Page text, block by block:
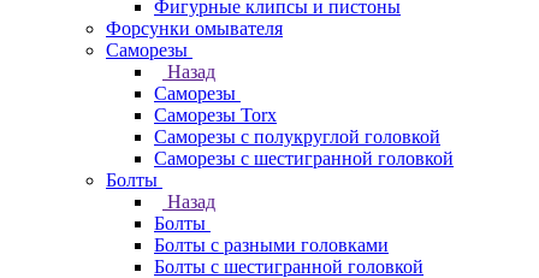
Фигурные клипсы и пистоны
Форсунки омывателя
Саморезы
Назад
Саморезы
Саморезы Torx
Саморезы с полукруглой головкой
Саморезы с шестигранной головкой
Болты
Назад
Болты
Болты с разными головками
Болты с шестигранной головкой